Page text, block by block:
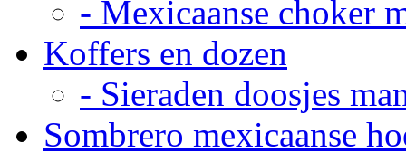
- Mexicaanse choker
Koffers en dozen
- Sieraden doosjes
Sombrero mexicaanse